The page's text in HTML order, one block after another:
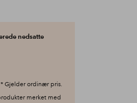
nedsatte
Gjelder ordinær pris.
merket med